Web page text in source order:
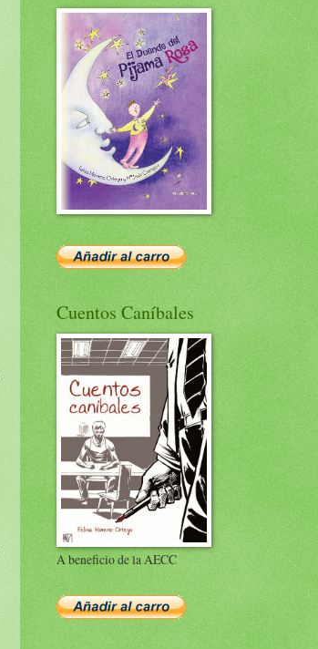
Cuentos Caníbales
A beneficio de la AECC